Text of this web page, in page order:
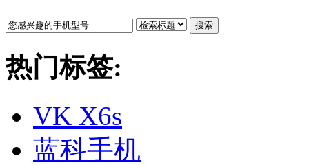
搜索
热门标签:
VK X6s
蓝科手机